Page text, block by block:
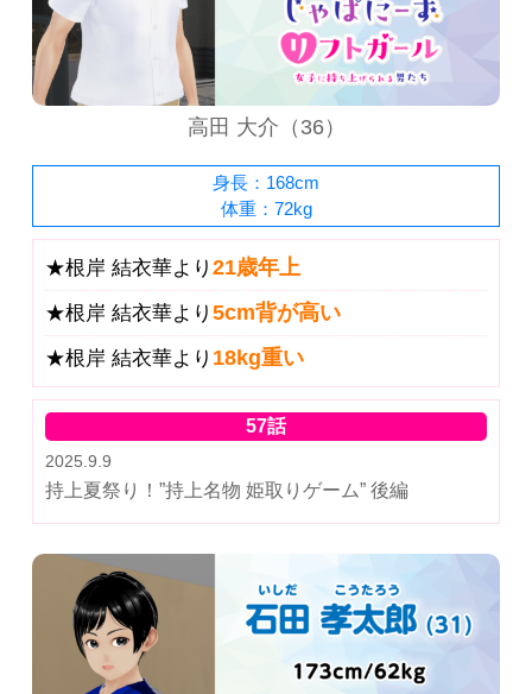
高田 大介（36）
身長：168cm
体重：72kg
★根岸 結衣華より21歳年上
★根岸 結衣華より5cm背が高い
★根岸 結衣華より 18kg重い
57話
2025.9.9
持上夏祭り！”持上名物 姫取りゲーム” 後編